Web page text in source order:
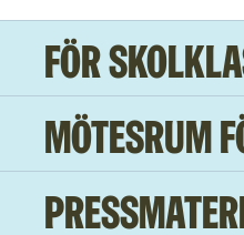
För
Mötesrum